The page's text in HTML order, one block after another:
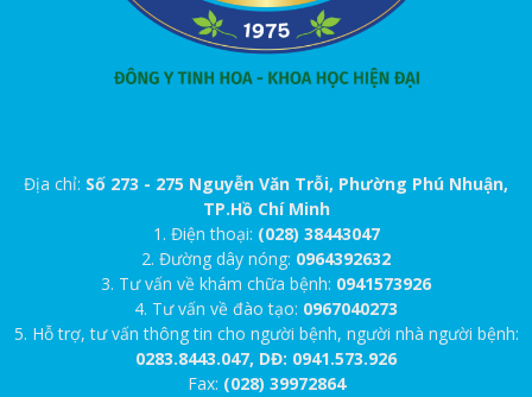
Địa chỉ: Số 273 - 275 Nguyễn Văn Trỗi, Phường Phú Nhuận,
TP.Hồ Chí Minh
1. Điện thoại: (028) 38443047
2. Đường dây nóng: 0964392632
3. Tư vấn về khám chữa bệnh: 0941573926
4. Tư vấn về đào tạo: 0967040273
5. Hỗ trợ, tư vấn thông tin cho người bệnh, người nhà người bệnh:
0283.8443.047, DĐ: 0941.573.926
Fax: (028) 39972864